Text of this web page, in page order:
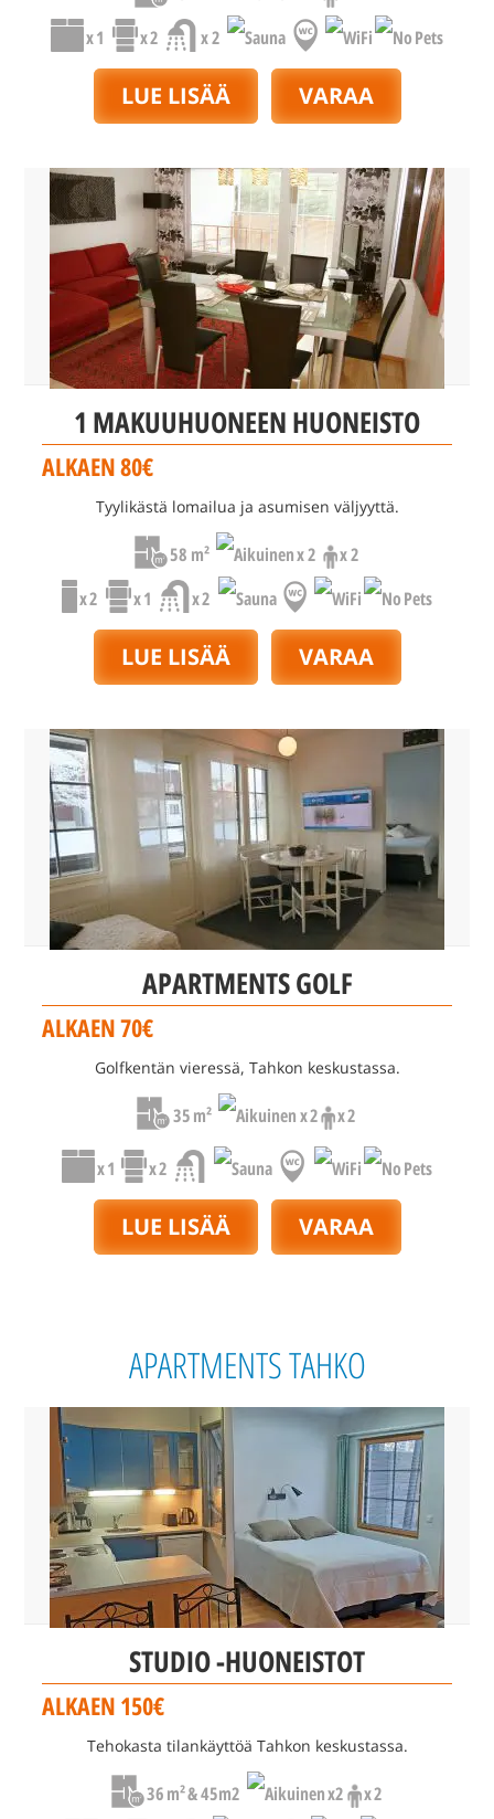
x 1
x 2 x 2
LUE LISÄÄ VARAA
1 MAKUUHUONEEN HUONEISTO
ALKAEN 80€
Tyylikästä lomailua ja asumisen väljyyttä.
58 m² x 2
x 2
x 2
x 1 x 2
LUE LISÄÄ VARAA
APARTMENTS GOLF
ALKAEN 70€
Golfkentän vieressä, Tahkon keskustassa.
35 m² x 2 x 2
x 1 x 2
LUE LISÄÄ VARAA
APARTMENTS TAHKO
STUDIO -HUONEISTOT
ALKAEN 150€
Tehokasta tilankäyttöä Tahkon keskustassa.
36 m² & 45m2 x2
x 2